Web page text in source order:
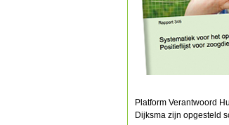
Platform Verantwoord
Dijksma zijn opgesteld